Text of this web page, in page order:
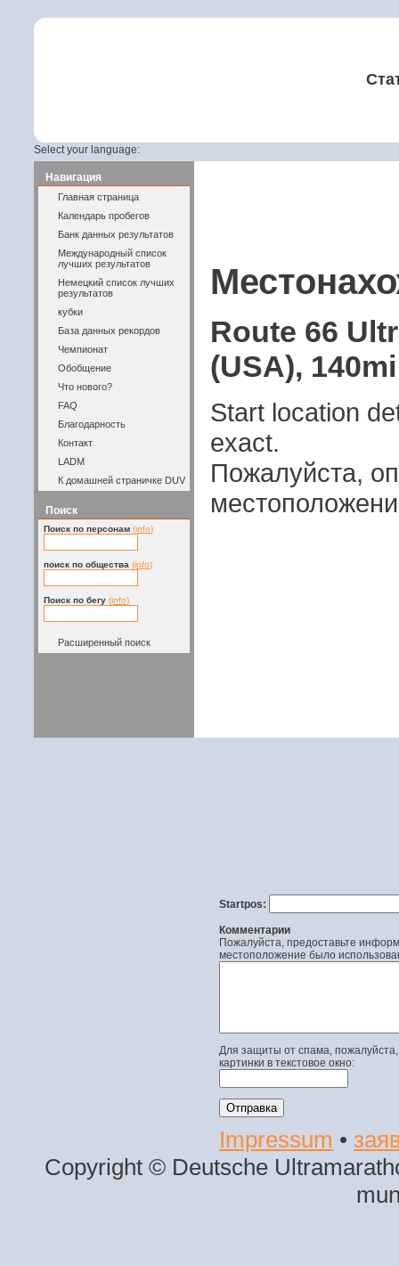
Select your language:
Навигация
Главная страница
Календарь пробегов
Банк данных результатов
Международный список
лучших результатов
Немецкий список лучших
результатов
кубки
База данных рекордов
Чемпионат
Обобщение
Что нового?
FAQ
Благодарность
Контакт
LADM
К домашней страничке DUV
Поиск
Поиск по персонам (info)
поиск по общества (info)
Поиск по бегу (info)
Расширенный поиск
Route 66
(USA),
Start location
exact.
Пожалуйста,
Startpos:
Комментарии
Пожалуйста, предоставьте
местоположение было
Для защиты от спама,
картинки в текстовое окно:
Impressum •
Copyright © Deutsche